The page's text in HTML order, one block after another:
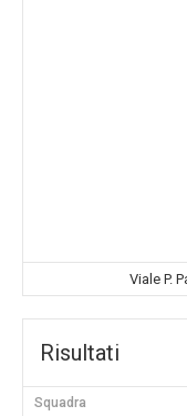
Viale P.
Risultati
Squadra